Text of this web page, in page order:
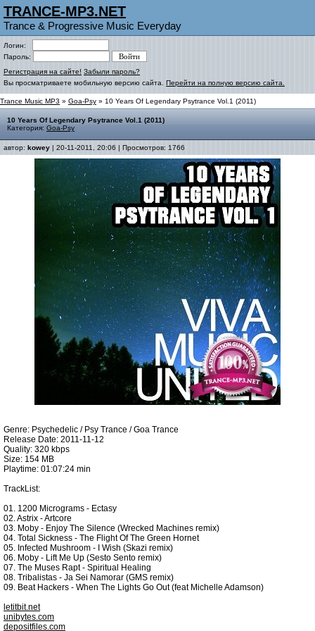
TRANCE-MP3.NET
Trance & Progressive Music Everyday
Логин:
Пароль:
Регистрация на сайте! Забыли пароль?
Вы просматриваете мобильную версию сайта. Перейти на полную версию сайта.
Trance Music MP3 » Goa-Psy » 10 Years Of Legendary Psytrance Vol.1 (2011)
10 Years Of Legendary Psytrance Vol.1 (2011)
Категория: Goa-Psy
автор: kowey | 20-11-2011, 20:06 | Просмотров: 1766
Genre: Psychedelic / Psy Trance / Goa Trance
Release Date: 2011-11-12
Quality: 320 kbps
Size: 154 MB
Playtime: 01:07:24 min
TrackList:
01. 1200 Micrograms - Ectasy
02. Astrix - Artcore
03. Moby - Enjoy The Silence (Wrecked Machines remix)
04. Total Sickness - The Flight Of The Green Hornet
05. Infected Mushroom - I Wish (Skazi remix)
06. Moby - Lift Me Up (Sesto Sento remix)
07. The Muses Rapt - Spiritual Healing
08. Tribalistas - Ja Sei Namorar (GMS remix)
09. Beat Hackers - When The Lights Go Out (feat Michelle Adamson)
letitbit.net
unibytes.com
depositfiles.com